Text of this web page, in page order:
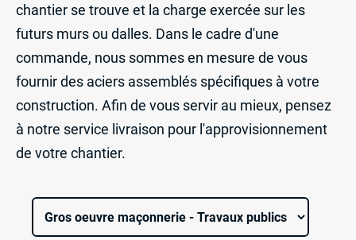
chantier se trouve et la charge exercée sur les
futurs murs ou dalles. Dans le cadre d'une
commande, nous sommes en mesure de vous
fournir des aciers assemblés spécifiques à votre
construction. Afin de vous servir au mieux, pensez
à notre service livraison pour l'approvisionnement
de votre chantier.